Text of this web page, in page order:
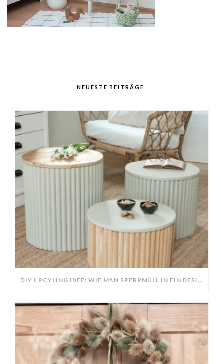
NEUESTE BEITRÄGE
DIY UPCYLING IDEE: WIE MAN SPERRMÜLL IN EIN DESIGNER TEIL VERWANDELT